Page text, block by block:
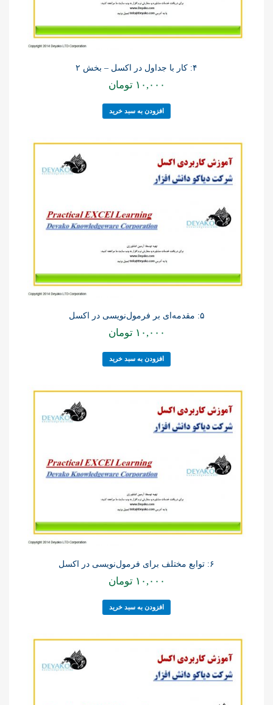
۴: کار با جداول در اکسل – بخش ۲
۱۰,۰۰۰ تومان
افزودن به سبد خرید
۵: مقدمه‌ای بر فرمول‌نویسی در اکسل
۱۰,۰۰۰ تومان
افزودن به سبد خرید
۶: توابع مختلف برای فرمول‌نویسی در اکسل
۱۰,۰۰۰ تومان
افزودن به سبد خرید